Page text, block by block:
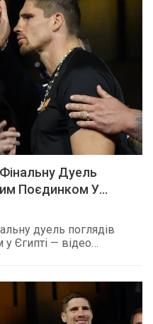
Дуель
Поєдинком У…
дуель поглядів
Єгипті — відео…